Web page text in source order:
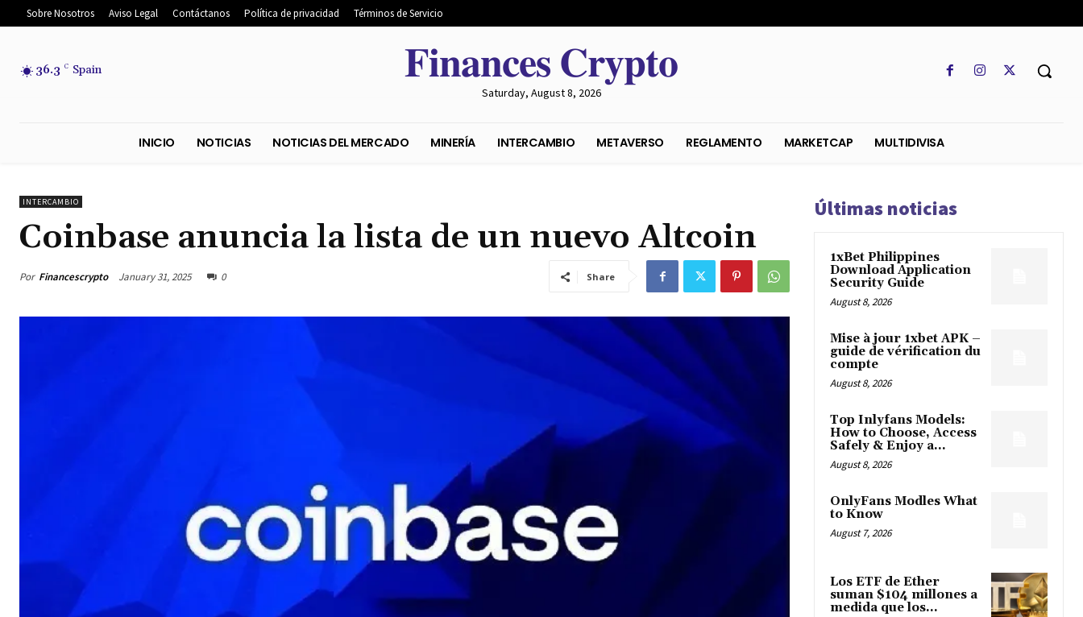
Sobre Nosotros Aviso Legal Contáctanos Política de privacidad Términos de Servicio
36.3 C Spain 𝐅𝐢𝐧𝐚𝐧𝐜𝐞𝐬 𝐂𝐫𝐲𝐩𝐭𝐨
Saturday, August 8, 2026
INTERCAMBIO
Coinbase anuncia la lista de un nuevo Altcoin
Por Financescrypto January 31, 2025 0 Share
Últimas noticias
1xBet Philippines
Download Application
Security Guide
August 8, 2026
Mise à jour 1xbet APK –
guide de vérification du
compte
August 8, 2026
Top Inlyfans Models:
How to Choose, Access
Safely & Enjoy a...
August 8, 2026
OnlyFans Modles What
to Know
August 7, 2026
Los ETF de Ether
suman $104 millones a
medida que los...